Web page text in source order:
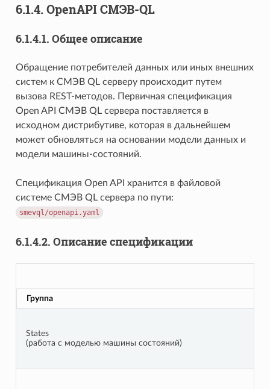
6.1.4. OpenAPI СМЭВ-QL
6.1.4.1. Общее описание
Обращение потребителей данных или иных внешних
систем к СМЭВ QL серверу происходит путем
вызова REST-методов. Первичная спецификация
Open API СМЭВ QL сервера поставляется в
исходном дистрибутиве, которая в дальнейшем
может обновляться на основании модели данных и
модели машины-состояний.
Спецификация Open API хранится в файловой
системе СМЭВ QL сервера по пути:
smevql/openapi.yaml
6.1.4.2. Описание спецификации
Группа
States
(работа с моделью машины состояний)